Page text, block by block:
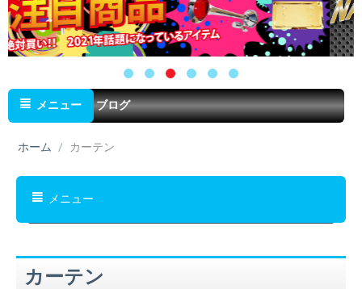
メニュー ブログ
ホーム / カーテン
メニュー
カーテン